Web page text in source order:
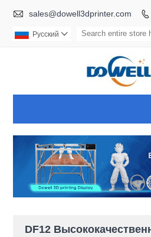
 sales@dowell3dprinter.com 
Pусский 
DF12